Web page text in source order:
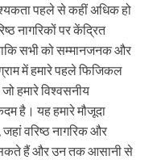
पहले से कहीं अधिक हो
नागरिकों पर केंद्रित
सभी को सम्मानजनक और
में हमारे पहले फिजिकल
हमारे विश्वसनीय
है। यह हमारे मौजूदा
वरिष्ठ नागरिक और
सकते हैं और उन तक आसानी से